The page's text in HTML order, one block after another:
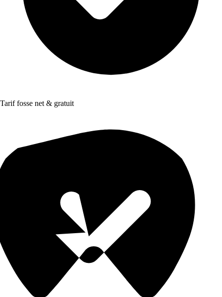
Tarif fosse net & gratuit